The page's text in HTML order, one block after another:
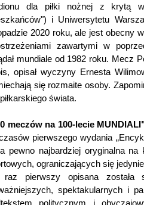
dla piłki nożnej z krytą
i Uniwersytetu
2020 roku, ale jest obecny
zawartymi w
mundiale od 1982 roku. Mecz
opisał wyczyny Ernesta
się rozmaite osoby.
świata.
meczów na 100-lecie
pierwszego wydania
pewno najbardziej oryginalna
ograniczających się
raz pierwszy opisana została
spektakularnych i
politycznym i